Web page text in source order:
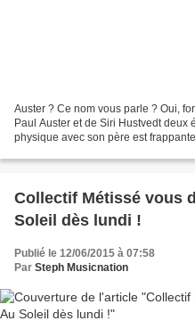
Auster ? Ce nom vous parle ? Oui,
Paul Auster et de Siri Hustvedt deux
physique avec son père est
Collectif Métissé vous
Soleil dès lundi !
Publié le 12/06/2015 à 07:58
Par Steph Musicnation